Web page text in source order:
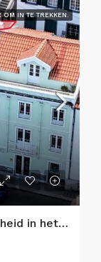
OM IN TE TREKKEN.
Uitstekende investeringsmogelijkheid in het hart van Horta, eiland Faial 🌟